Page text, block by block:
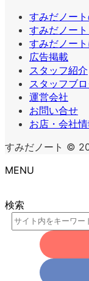
すみだノー
すみだノー
すみだノー
広告掲載
スタッフ紹介
スタッフブ
運営会社
お問い合せ
お店・会社
すみだノート ©
MENU
検索